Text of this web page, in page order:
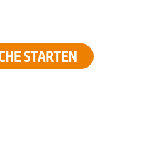
STARTEN